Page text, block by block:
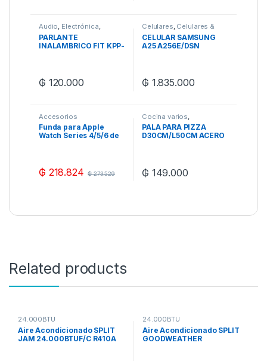
Audio, Electrónica,
Parlantes
PARLANTE
INALAMBRICO FIT KPP-
₲ 120.000
Celulares, Celulares &
Tablets , Samsung
CELULAR SAMSUNG
A25 A256E/DSN
₲ 1.835.000
Accesorios
Funda para Apple
Watch Series 4/5/6 de
₲ 218.824 ₲273.529
Cocina varios
Electrodomesticos
PALA PARA PIZZA
D30CM/L50CM ACERO
₲ 149.000
Related products
24.000BTU
Aire Acondicionado SPLIT
JAM 24.000BTUF/C R410A
24.000BTU
Aire Acondicionado SPLIT
GOODWEATHER